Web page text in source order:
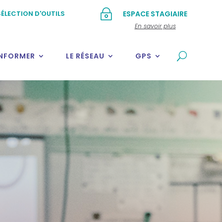
~ ESPACE STAGIAIRE
En savoir plus
D'OUTILS
LE RÉSEAU GPS